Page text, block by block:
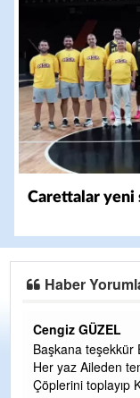
Carettalar yeni
Haber
mendirekte